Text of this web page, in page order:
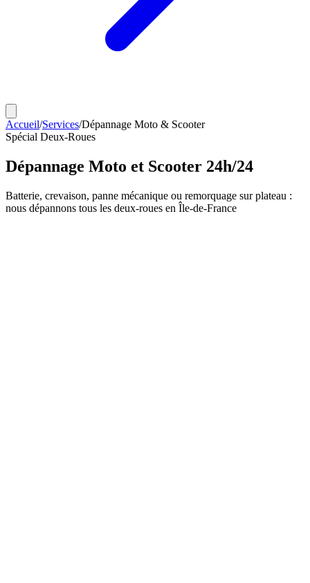
Accueil/Services/Dépannage Moto & Scooter
Spécial Deux-Roues
Dépannage Moto et Scooter 24h/24
Batterie, crevaison, panne mécanique ou remorquage sur plateau :
nous dépannons tous les deux-roues en Île-de-France